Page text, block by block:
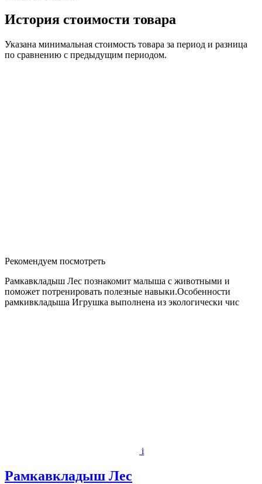
История стоимости товара
Указана минимальная стоимость товара за период и разница
по сравнению с предыдущим периодом.
Рекомендуем посмотреть
Рамкавкладыш Лес познакомит малыша с животными и
поможет потренировать полезные навыки.Особенности
рамкивкладыша Игрушка выполнена из экологически чис
i
Рамкавкладыш Лес